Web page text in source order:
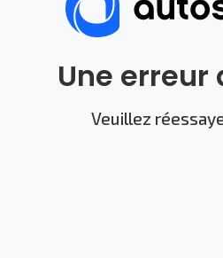
Une erreur
Veuillez